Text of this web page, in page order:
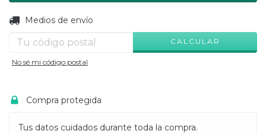
Entregas para el CP:
Medios de envío
CALCULAR
No sé mi código postal
Compra protegida
Tus datos cuidados durante toda la compra.